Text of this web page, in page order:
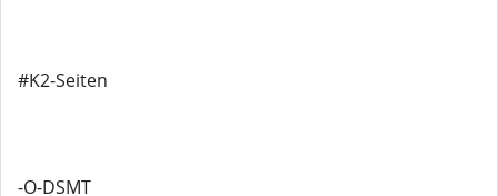
#K2-Seiten
-O-DSMT